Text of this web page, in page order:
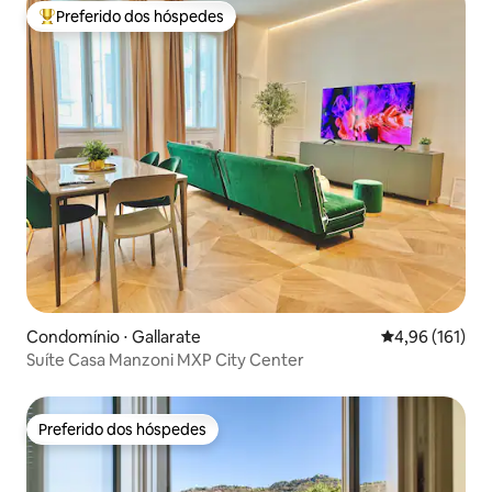
Entre os melhores preferidos dos hóspedes
Preferido dos hóspedes
Condomínio ⋅ Gallarate 4,96 de uma
4,96 (161)
Suíte Casa Manzoni MXP City Center
Preferido dos hóspedes
Preferido dos hóspedes